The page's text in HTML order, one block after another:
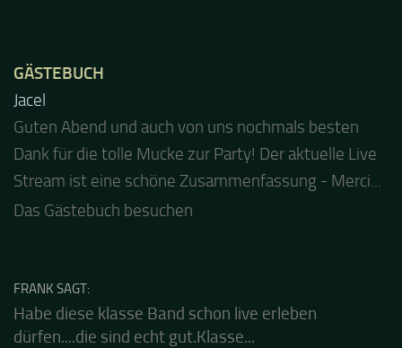
GÄSTEBUCH
Jacel
Guten Abend und auch von uns nochmals besten
Dank für die tolle Mucke zur Party! Der aktuelle Live
Stream ist eine schöne Zusammenfassung - Merci...
Das Gästebuch besuchen
FRANK SAGT:
Habe diese klasse Band schon live erleben
dürfen....die sind echt gut.Klasse...